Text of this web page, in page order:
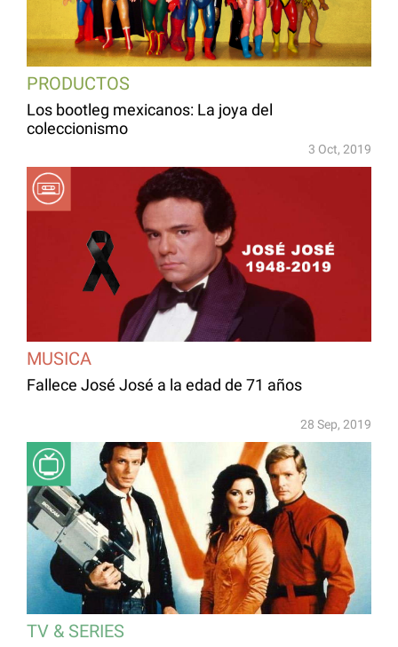
PRODUCTOS
Los bootleg mexicanos: La joya del
coleccionismo
3 Oct, 2019
MUSICA
Fallece José José a la edad de 71 años
28 Sep, 2019
TV & SERIES